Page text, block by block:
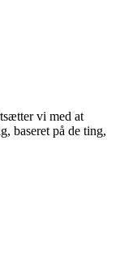
vi med at
baseret på de ting,